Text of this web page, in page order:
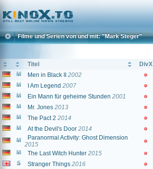
Home
Filme und Serien von und mit: "Mark Steger"
Titel DivX
Men in Black II
2002
I Am Legend 2007
Ein Mann für geheime Stunden 2001
Mr. Jones 2013
The Pact 2 2014
At the Devil's Door 2014
Paranormal Activity: Ghost Dimension
2015
The Last Witch Hunter 2015
Stranger Things 2016